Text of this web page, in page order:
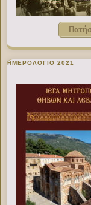
ΗΜΕΡΟΛΟΓΙΟ 2021